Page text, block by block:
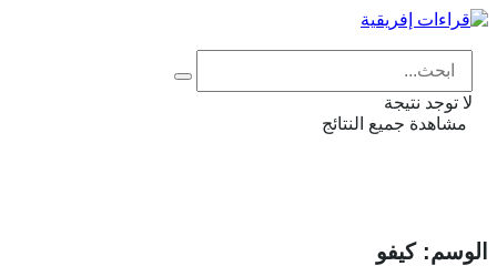
لا توجد نتيجة
مشاهدة جميع النتائج
الوسم:كيفو